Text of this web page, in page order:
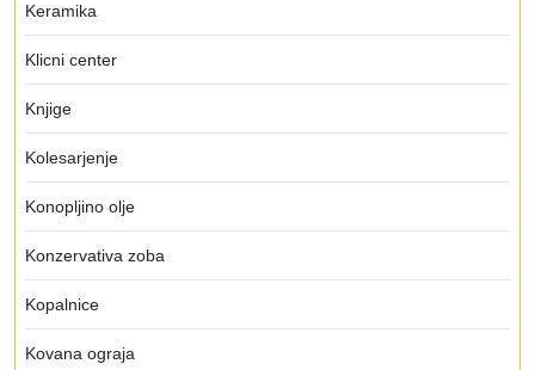
Keramika
Klicni center
Knjige
Kolesarjenje
Konopljino olje
Konzervativa zoba
Kopalnice
Kovana ograja